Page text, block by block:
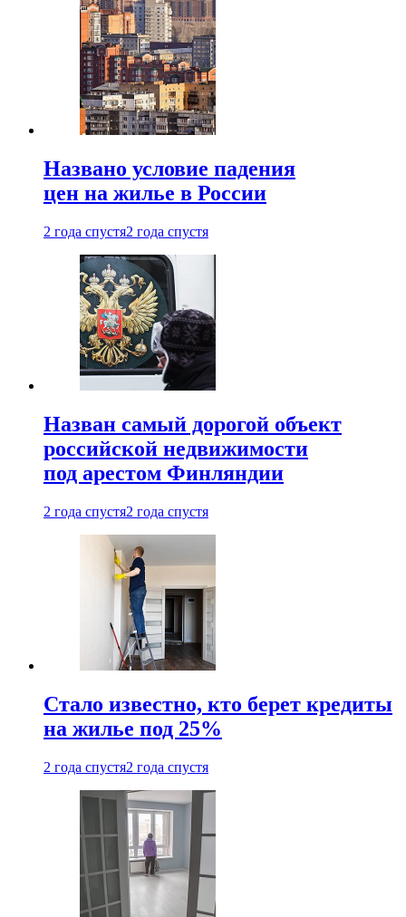
Названо условие падения
цен на жилье в России
2 года спустя2 года спустя
Назван самый дорогой объект
российской недвижимости
под арестом Финляндии
2 года спустя2 года спустя
Стало известно, кто берет кредиты
на жилье под 25%
2 года спустя2 года спустя